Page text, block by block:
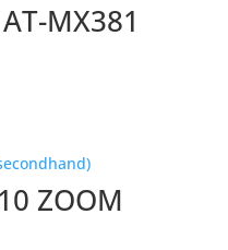
MX381
ZOOM